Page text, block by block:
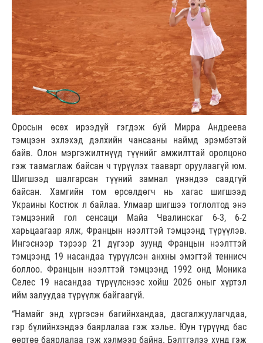
Оросын өсөх ирээдүй гэгдэж буй Мирра Андреева
тэмцээн эхлэхэд дэлхийн чансааны наймд эрэмбэтэй
байв. Олон мэргэжилтнүүд түүнийг амжилттай оролцоно
гэж таамаглаж байсан ч түрүүлэх тааварт оруулаагүй юм.
Шигшээд шалгарсан түүний замнал үнэндээ саадгүй
байсан. Хамгийн том өрсөлдөгч нь хагас шигшээд
Украины Костюк л байлаа. Улмаар шигшээ тоглолтод энэ
тэмцээний гол сенсаци Майа Чвалинскаг 6-3, 6-2
харьцаагаар ялж, Францын нээлттэй тэмцээнд түрүүлэв.
Ингэснээр тэрээр 21 дүгээр зуунд Францын нээлттэй
тэмцээнд 19 насандаа түрүүлсэн анхны эмэгтэй теннисч
боллоо. Францын нээлттэй тэмцээнд 1992 онд Моника
Селес 19 насандаа түрүүлснээс хойш 2026 оныг хүртэл
ийм залуудаа түрүүлж байгаагүй.
“Намайг энд хүргэсэн багийнхандаа, дасгалжуулагчдаа,
гэр бүлийнхэндээ баярлалаа гэж хэлье. Юун түрүүнд бас
өөртөө баярлалаа гэж хэлмээр байна. Бэлтгэлээ хүнд гэж